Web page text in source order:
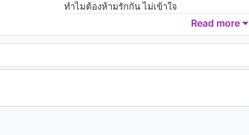
05:49
ทำไมต้องห้ามรักกัน ไม่เข้าใจ
ทำไมต้องห้ามรักกัน
รักนั้นเป็นของใคร
สองคนทนฟัง ถ้อยคำประนาม
Read more